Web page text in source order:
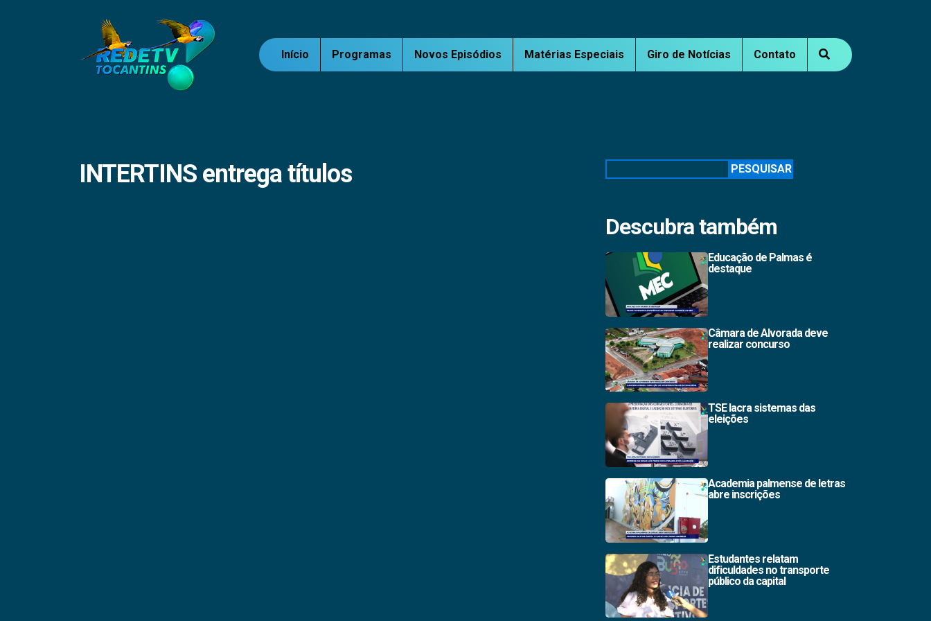
Início Programas Novos Episódios Matérias Especiais Giro de Notícias Contato
INTERTINS entrega títulos PESQUISAR
Descubra também
Educação de Palmas é
destaque
Câmara de Alvorada deve
realizar concurso
TSE lacra sistemas das
eleições
Academia palmense de letras
abre inscrições
Estudantes relatam
dificuldades no transporte
público da capital